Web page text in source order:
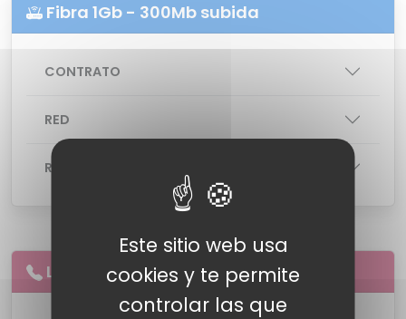
Fibra 1Gb - 300Mb subida
CONTRATO
RED
ROUTER
Llamadasilimitadas afijos
Este sitio web usa
cookies y te permite
controlar las que